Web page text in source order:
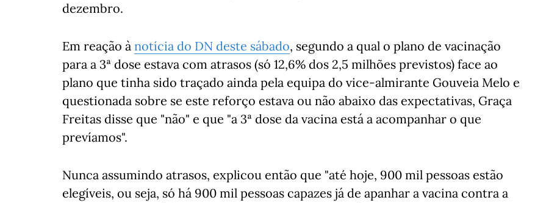
dezembro.
Em reação à notícia do DN deste sábado, segundo a qual o plano de vacinação
para a 3ª dose estava com atrasos (só 12,6% dos 2,5 milhões previstos) face ao
plano que tinha sido traçado ainda pela equipa do vice-almirante Gouveia Melo e
questionada sobre se este reforço estava ou não abaixo das expectativas, Graça
Freitas disse que "não" e que "a 3ª dose da vacina está a acompanhar o que
prevíamos".
Nunca assumindo atrasos, explicou então que "até hoje, 900 mil pessoas estão
elegíveis, ou seja, só há 900 mil pessoas capazes já de apanhar a vacina contra a